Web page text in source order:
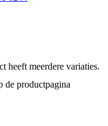
heeft meerdere variaties.
de productpagina